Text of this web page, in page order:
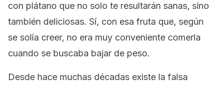
con plátano que no solo te resultarán sanas, sino
también deliciosas. Sí, con esa fruta que, según
se solía creer, no era muy conveniente comerla
cuando se buscaba bajar de peso.
Desde hace muchas décadas existe la falsa